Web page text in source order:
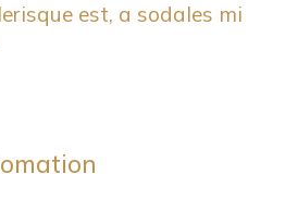
est, a sodales mi